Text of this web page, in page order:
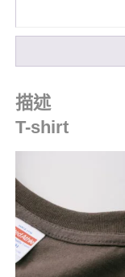
描述
T-shirt